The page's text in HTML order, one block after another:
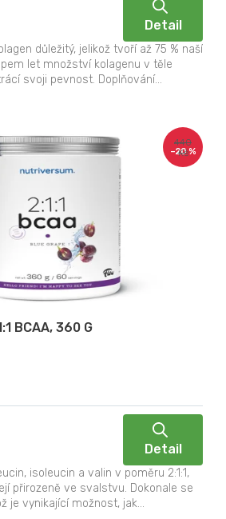
Detail
důležitý, jelikož tvoří až 75 % naší
let množství kolagenu v těle
svoji pevnost. Doplňování...
440
Kč
–20 %
BCAA, 360 G
Detail
isoleucin a valin v poměru 2:1:1,
přirozeně ve svalstvu. Dokonale se
je vynikající možnost, jak...